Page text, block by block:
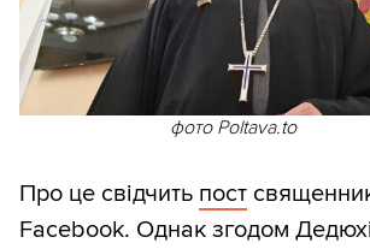
фото Poltava.to
Про це свідчить пост
Facebook. Однак згодом